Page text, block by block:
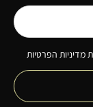
הפרטיות